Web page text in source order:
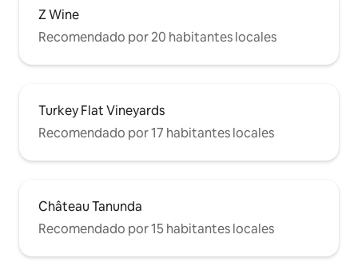
Z Wine
Recomendado por 20 habitantes locales
Turkey Flat Vineyards
Recomendado por 17 habitantes locales
Château Tanunda
Recomendado por 15 habitantes locales